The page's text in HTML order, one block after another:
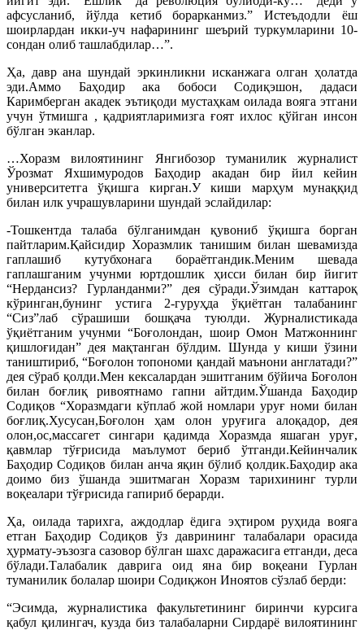
афсусланиб, йўлда кетиб борарканмиз.” Истеъдодли ёш
шоирлардан икки-уч нафарининг шеърий туркумларини 10-
сондан олиб ташлабдилар…”.
Ҳа, давр ана шундай эркинликни исканжага олган ҳолатда
эди.Аммо Баҳодир ака бобоси Содиқэшон, дадаси
Каримберган акадек эътиқоди мустаҳкам оилада вояга этгани
учун ўтмишга , қадриятларимизга ғоят ихлос қўйган инсон
бўлган эканлар.
…Хоразм вилоятининг Янгибозор туманилик журналист
Ўрозмат Яхшимуродов Баҳодир акадан бир йил кейин
университетга ўқишга кирган.У киши марҳум мунаққид
билан илк учрашувларини шундай эслайдилар:
-Тошкентда талаба бўлганимдан қувониб ўқишга борган
пайтларим.Қайсидир Хоразмлик танишим билан шевамизда
гаплашиб кутубхонага бораётгандик.Меним шевада
гаплашганим учунми юртдошлик ҳисси билан бир йигит
“Нердансиз? Гурланданми?” дея сўради.Ўзимдан каттароқ
кўринган,бунинг устига 2-гуруҳда ўқиётган талабанинг
“Сиз”лаб сўрашиши бошқача туюлди. Журналистикада
ўқиётганим учунми “Боғолондан, шоир Омон Матжоннинг
қишлоғидан” дея мақтанган бўлдим. Шунда у киши ўзини
таништириб, “Боғолон топономи қандай маънони англатади?”
дея сўраб қолди.Мен кексалардан эшитганим бўйича Боғолон
билан боғлиқ ривоятнамо гапни айтдим.Ўшанда Баҳодир
Содиқов “Хоразмдаги кўплаб жой номлари уруғ номи билан
боғлиқ.Хусусан,Боғолон ҳам олон уруғига алоқадор, дея
олон,ос,массагет сингари қадимда Хоразмда яшаган уруғ,
қавмлар тўғрисида маълумот бериб ўтганди.Кейинчалик
Баҳодир Содиқов билан анча яқин бўлиб қолдик.Баҳодир ака
доимо биз ўшанда эшитмаган Хоразм тарихининг турли
воқеалари тўғрисида гапириб берарди.
Ҳа, оилада тарихга, аждодлар ёдига эҳтиром руҳида вояга
етган Баҳодир Содиқов ўз даврининг талабалари орасида
ҳурмату-эъзозга сазовор бўлган шахс даражасига етганди, деса
бўлади.Талабалик даврига оид яна бир воқеани Гурлан
туманилик болалар шоири Содиқжон Иноятов сўзлаб берди:
“Эсимда, журналистика факультетининг биринчи курсига
қабул қилингач, кузда биз талабаларни Сирдарё вилоятининг